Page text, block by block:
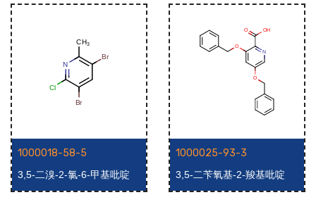
1000018-58-5
3,5-二溴-2-氯-6-甲基吡啶
1000025-93-3
3,5-二苄氧基-2-羧基吡啶